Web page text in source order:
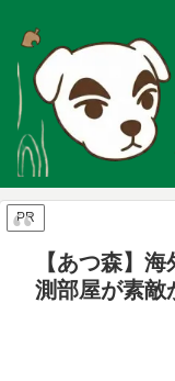
PR
【あつ森】
測部屋が素敵